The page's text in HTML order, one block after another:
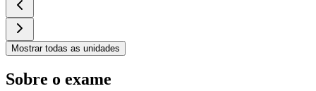
Mostrar todas as unidades
Sobre o exame